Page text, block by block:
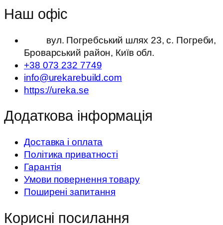
Наш офіс
вул. Погребський шлях 23, с. Погреби,
Броварський район, Київ обл.
+38 073 232 7749
info@urekarebuild.com
https://ureka.se
Додаткова інформація
Доставка і оплата
Політика приватності
Гарантія
Умови повернення товару
Поширені запитання
Корисні посилання